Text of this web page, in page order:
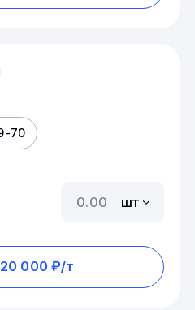
70
шт
000 ₽/т